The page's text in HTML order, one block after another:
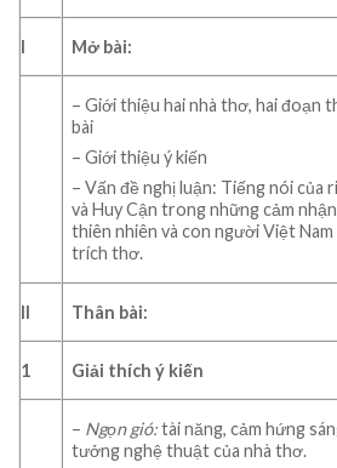
I Mở bài:
– Giới thiệu hai nhà thơ, hai đoạn
bài
– Giới thiệu ý kiến
– Vấn đề nghị luận: Tiếng nói của
và Huy Cận trong những cảm
thiên nhiên và con người Việt Nam
trích thơ.
II Thân bài:
1 Giải thích ý kiến
– Ngọn gió:tài năng, cảm hứng
tưởng nghệ thuật của nhà thơ.